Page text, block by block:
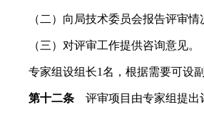
（二）向局技术委员会报告评审情
（三）对评审工作提供咨询意见。
专家组设组长1名，根据需要可设副
第十二条 评审项目由专家组提出